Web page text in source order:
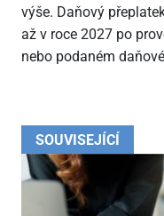
SOUVISEJÍCÍ
výše. Daňový
až v roce 2027 po
nebo podaném